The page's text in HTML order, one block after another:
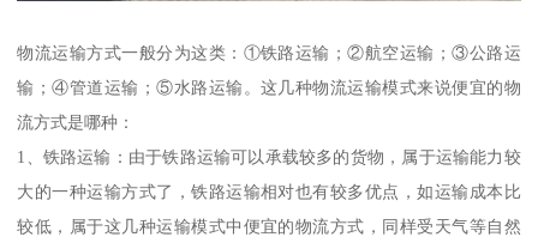
物流运输方式一般分为这类：①铁路运输；②航空运输；③公路运
输；④管道运输；⑤水路运输。这几种物流运输模式来说便宜的物
流方式是哪种：
1、铁路运输：由于铁路运输可以承载较多的货物，属于运输能力较
大的一种运输方式了，铁路运输相对也有较多优点，如运输成本比
较低，属于这几种运输模式中便宜的物流方式，同样受天气等自然